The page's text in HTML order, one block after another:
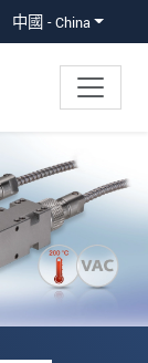
中國 - China
×